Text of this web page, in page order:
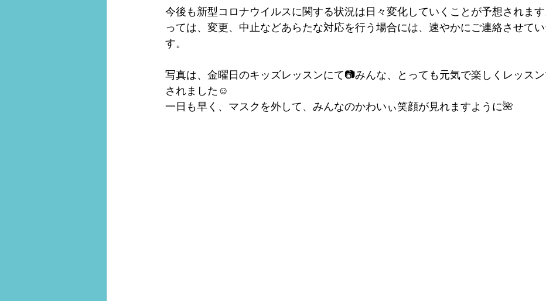
今後も新型コロナウイルスに関する状況は日々変化していくことが予想されます
っては、変更、中止などあらたな対応を行う場合には、速やかにご連絡させてい
す。
写真は、金曜日のキッズレッスンにて📷みんな、とっても元気で楽しくレッス
されました☺️
一日も早く、マスクを外して、みんなのかわいぃ笑顔が見れますように🌺